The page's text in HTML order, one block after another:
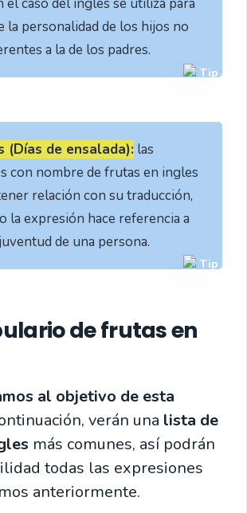
el caso del inglés se utiliza para
la personalidad de los hijos no
a la de los padres.
Tip
(Días de ensalada): las
con nombre de frutas en ingles
relación con su traducción,
la expresión hace referencia a
de una persona.
Tip
de frutas en
al objetivo de esta
verán una lista de
más comunes, así podrán
todas las expresiones
anteriormente.